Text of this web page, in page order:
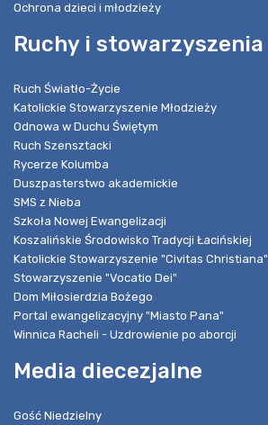
Ochrona dzieci i młodzieży
Ruchy i stowarzyszenia
Ruch Światło-Życie
Katolickie Stowarzyszenie Młodzieży
Odnowa w Duchu Świętym
Ruch Szensztacki
Rycerze Kolumba
Duszpasterstwo akademickie
SMS z Nieba
Szkoła Nowej Ewangelizacji
Koszalińskie Środowisko Tradycji Łacińskiej
Katolickie Stowarzyszenie "Civitas Christiana"
Stowarzyszenie "Vocatio Dei"
Dom Miłosierdzia Bożego
Portal ewangelizacyjny "Miasto Pana"
Winnica Racheli - Uzdrowienie po aborcji
Media diecezjalne
Gość Niedzielny